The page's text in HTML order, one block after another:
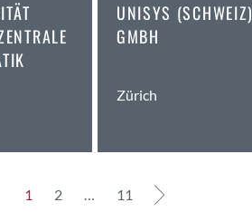
Benken (SG)
Bern 15
Bern 65
UNISYS (SCHWEIZ)
GMBH
Zürich
1 2 … 11